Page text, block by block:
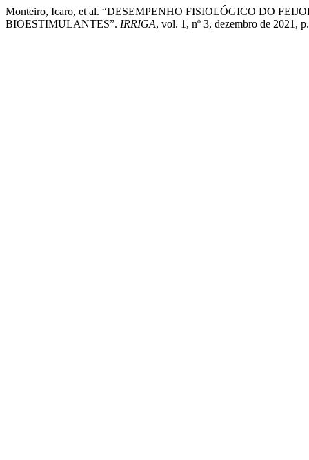
Monteiro, Icaro, et al. “DESEMPENHO FISIOLÓGICO DO
BIOESTIMULANTES”. IRRIGA, vol. 1, nº 3, dezembro de 2021,